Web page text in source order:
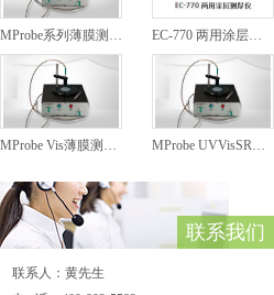
MProbe系列薄膜测厚仪 EC-770 两用涂层测厚仪
MProbe Vis薄膜测厚仪 MProbe UVVisSR薄膜测厚仪
联系我们
联系人：黄先生